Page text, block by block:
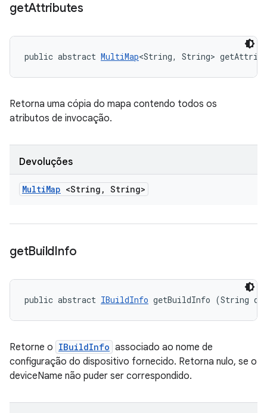
getAttributes
public abstract MultiMap<String, String>
Retorna uma cópia do mapa contendo todos os
atributos de invocação.
Devoluções
MultiMap <String , String>
getBuildInfo
public abstract IBuildInfo getBuildInfo (String
Retorne o IBuildInfo associado ao nome de
configuração do dispositivo fornecido. Retorna nulo, se o
deviceName não puder ser correspondido.